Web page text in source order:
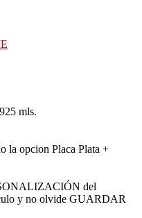
mls.
la opcion Placa Plata +
del
y no olvide GUARDAR